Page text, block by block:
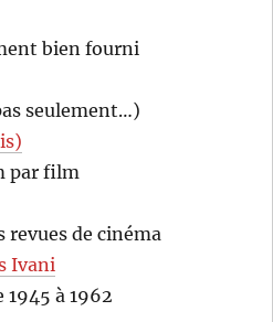
bien fourni
seulement…)
par film
revues de cinéma
Ivani
1945 à 1962